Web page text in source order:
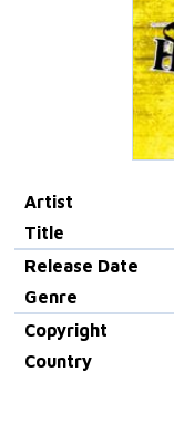
Artist
Title
Release Date
Genre
Copyright
Country